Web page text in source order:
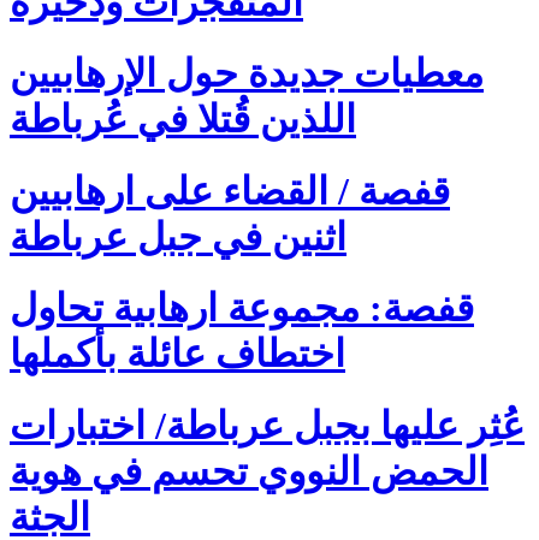
معطيات جديدة حول الإرهابيين
اللذين قُتلا في عُرباطة
قفصة / القضاء على ارهابيين
اثنين في جبل عرباطة
قفصة: مجموعة ارهابية تحاول
اختطاف عائلة بأكملها
عُثِر عليها بجبل عرباطة/ اختبارات
الحمض النووي تحسم في هوية
الجثة